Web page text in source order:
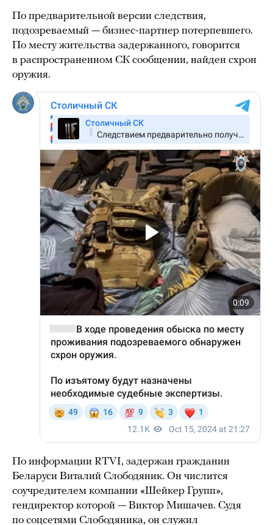
По предварительной версии следствия,
подозреваемый — бизнес-партнер потерпевшего.
По месту жительства задержанного, говорится
в распространенном СК сообщении, найден схрон
оружия.
По информации RTVI, задержан гражданин
Беларуси Виталий Слободяник. Он числится
соучредителем компании «Шейкер Групп»,
гендиректор которой — Виктор Мишачев. Судя
по соцсетями Слободяника, он служил